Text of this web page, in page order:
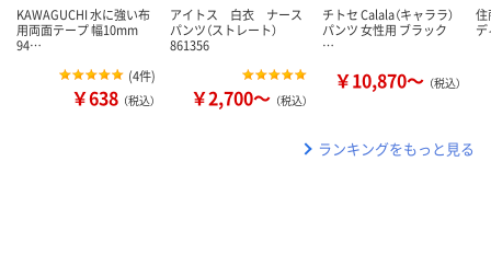
KAWAGUCHI 水に強い布
用両面テープ 幅10mm
94…
(4件)
￥638 （税込）
アイトス 白衣 ナース
パンツ（ストレート）
861356
￥2,700～ （税込）
チトセ Calala（キャララ）
パンツ 女性用 ブラック
…
￥10,870～ （税込）
住
ランキングをもっと見る